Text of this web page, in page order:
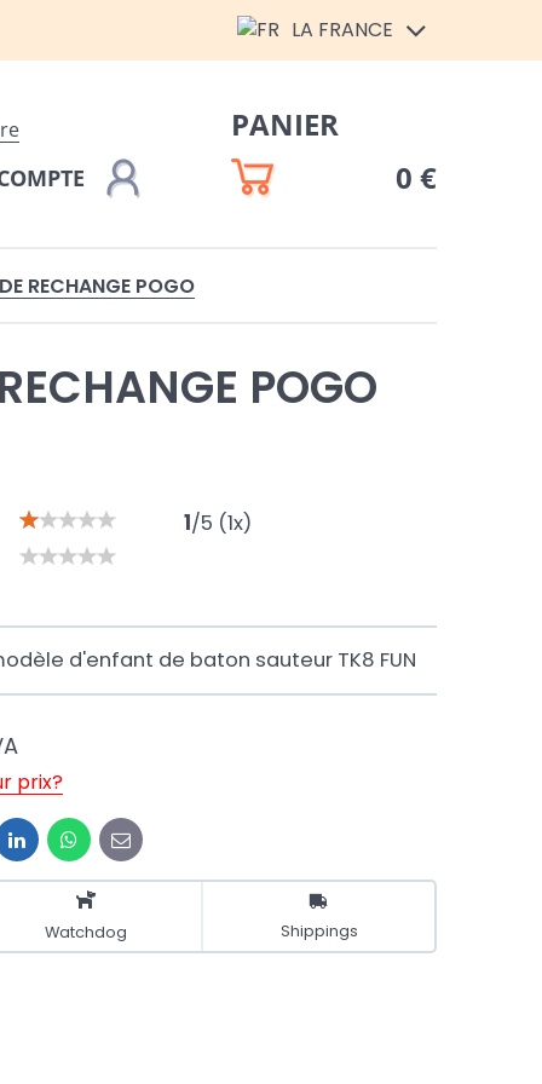
LA FRANCE
PANIER
0 €
RECHANGE POGO
POGO
1/5 (1x)
d'enfant de baton sauteur TK8 FUN
prix?
LinkedInWhatsApp
E-
mail
Watchdog Shippings